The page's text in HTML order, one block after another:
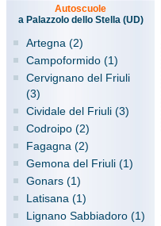
Autoscuole
a Palazzolo dello Stella (UD)
Artegna (2)
Campoformido (1)
Cervignano del Friuli
(3)
Cividale del Friuli (3)
Codroipo (2)
Fagagna (2)
Gemona del Friuli (1)
Gonars (1)
Latisana (1)
Lignano Sabbiadoro (1)